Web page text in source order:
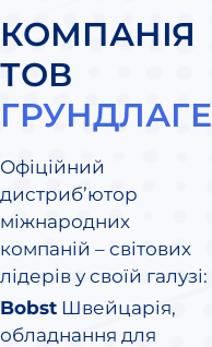
КОМПАНІЯ
ТОВ
ГРУНДЛАГЕ
Офіційний
дистриб’ютор
міжнародних
компаній – світових
лідерів у своїй галузі:
Bobst Швейцарія,
обладнання для